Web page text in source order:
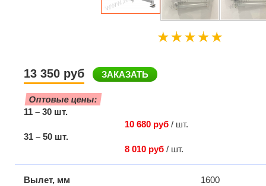
13 350 руб ЗАКАЗАТЬ
Оптовые цены:
11 – 30 шт.
10 680 руб / шт.
31 – 50 шт.
8 010 руб / шт.
Вылет, мм
1600